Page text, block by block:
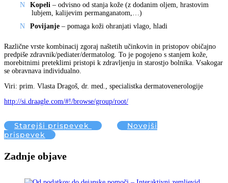
Kopeli – odvisno od stanja kože (z dodanim oljem, hrastovim
lubjem, kalijevim permanganatom,…)
Povijanje – pomaga koži ohranjati vlago, hladi
Različne vrste kombinacij zgoraj naštetih učinkovin in pristopov običajno
predpiše zdravnik/pediater/dermatolog. To je pogojeno s stanjem kože,
morebitnimi preteklimi pristopi k zdravljenju in starostjo bolnika. Vsakogar
se obravnava individualno.
Viri: prim. Vlasta Dragoš, dr. med., specialistka dermatovenerologije
http://si.draagle.com/#!/browse/group/root/
Starejši prispevek
Novejši
prispevek
Zadnje objave